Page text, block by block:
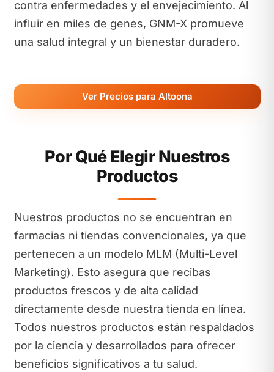
contra enfermedades y el envejecimiento. Al
influir en miles de genes, GNM-X promueve
una salud integral y un bienestar duradero.
Ver Precios para Altoona
Por Qué Elegir Nuestros
Productos
Nuestros productos no se encuentran en
farmacias ni tiendas convencionales, ya que
pertenecen a un modelo MLM (Multi-Level
Marketing). Esto asegura que recibas
productos frescos y de alta calidad
directamente desde nuestra tienda en línea.
Todos nuestros productos están respaldados
por la ciencia y desarrollados para ofrecer
beneficios significativos a tu salud.